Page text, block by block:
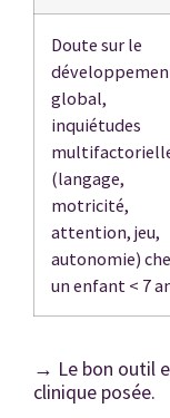
Doute sur le
global,
inquiétudes
(langage,
motricité,
attention, jeu,
autonomie)
un enfant < 7
→ Le bon outil
clinique posée.